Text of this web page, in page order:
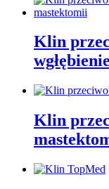
Klin
Klin